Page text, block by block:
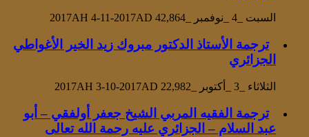
السبت _4 _نوفمبر _2017AH 4-11-2017AD 42,864
ترجمة الأستاذ الدكتور مبروك زيد الخير الأغواطي
الجزائري
الثلاثاء _3 _أكتوبر _2017AH 3-10-2017AD 22,982
ترجمة الفقيه المربي الشيخ جعفر أولفقي – أبو
عبد السلام – الجزائري عليه رحمة الله تعالى